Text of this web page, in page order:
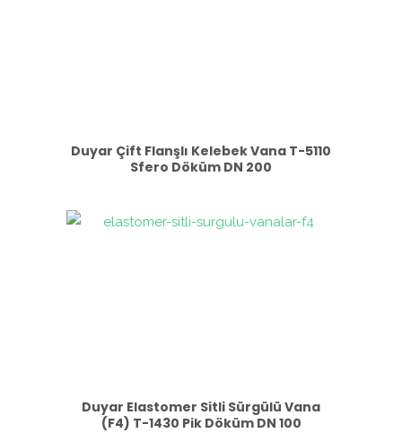
Duyar Çift Flanşlı Kelebek Vana T-5110
Sfero Döküm DN 200
Duyar Elastomer Sitli Sürgülü Vana
(F4) T-1430 Pik Döküm DN 100